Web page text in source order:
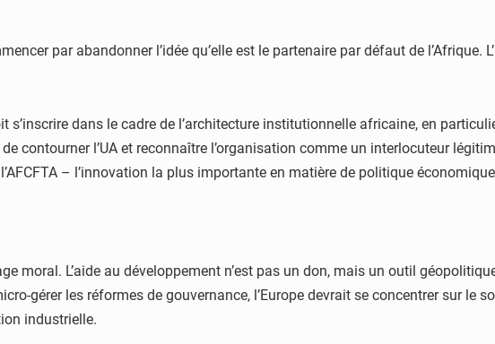
par abandonner l’idée qu’elle est le partenaire par défaut de l’Afrique.
s’inscrire dans le cadre de l’architecture institutionnelle africaine, en
contourner l’UA et reconnaître l’organisation comme un interlocuteur
– l’innovation la plus importante en matière de politique
moral. L’aide au développement n’est pas un don, mais un outil
gérer les réformes de gouvernance, l’Europe devrait se concentrer sur
industrielle.